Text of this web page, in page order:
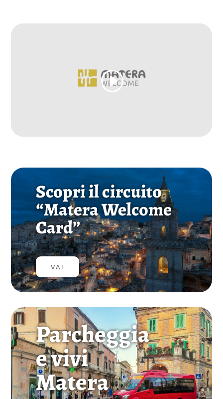
Scopri il circuito
“Matera Welcome
Card”
VAI
Parcheggia
e vivi
Matera